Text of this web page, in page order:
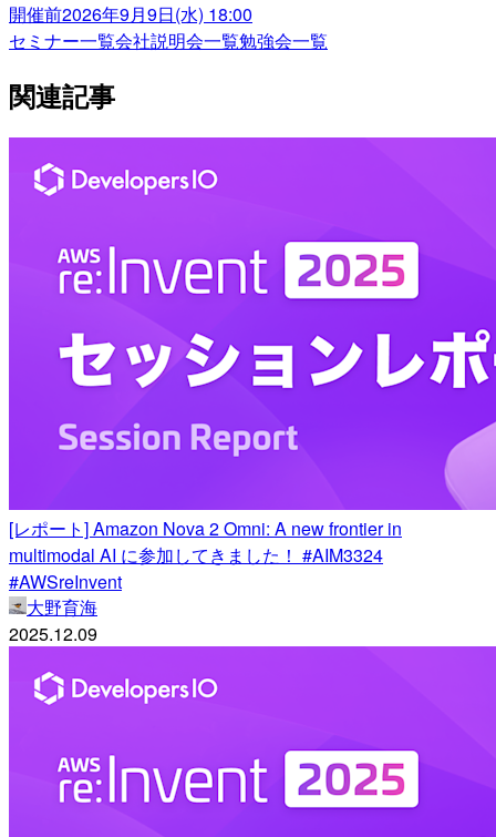
開催前2026年9月9日(水) 18:00
セミナー一覧会社説明会一覧勉強会一覧
関連記事
[レポート] Amazon Nova 2 Omni: A new frontier in
multimodal AI に参加してきました！ #AIM3324
#AWSreInvent
大野育海
2025.12.09